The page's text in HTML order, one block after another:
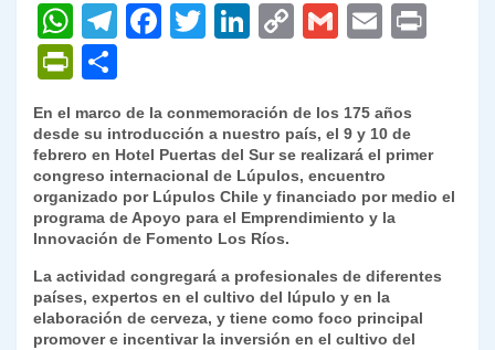
W
h
at
s
A
p
p
T
gr
a
m
F
e
b
o
o
k
T
er
Li
e
dI
n
C
y
Li
n
k
G
l
E
l
P
nt
Fr
ie
n
dl
y
o
m
p
ar
tir
En el marco de la conmemoración de los 175 años
desde su introducción a nuestro país, el 9 y 10 de
febrero en Hotel Puertas del Sur se realizará el primer
congreso internacional de Lúpulos, encuentro
organizado por Lúpulos Chile y financiado por medio el
programa de Apoyo para el Emprendimiento y la
Innovación de Fomento Los Ríos.
La actividad congregará a profesionales de diferentes
países, expertos en el cultivo del lúpulo y en la
elaboración de cerveza, y tiene como foco principal
promover e incentivar la inversión en el cultivo del